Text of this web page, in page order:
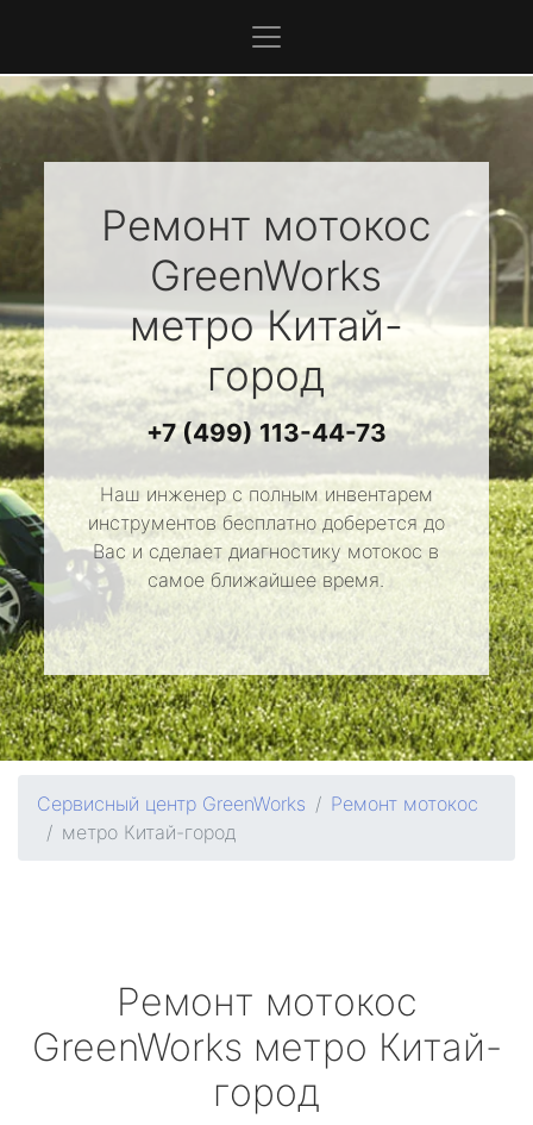
Ремонт мотокос
GreenWorks
метро Китай-
город
+7 (499) 113-44-73
Наш инженер с полным инвентарем
инструментов бесплатно доберется до
Вас и сделает диагностику мотокос в
самое ближайшее время.
Сервисный центр GreenWorks
Ремонт мотокос
метро Китай-город
Ремонт мотокос
GreenWorks метро Китай-
город